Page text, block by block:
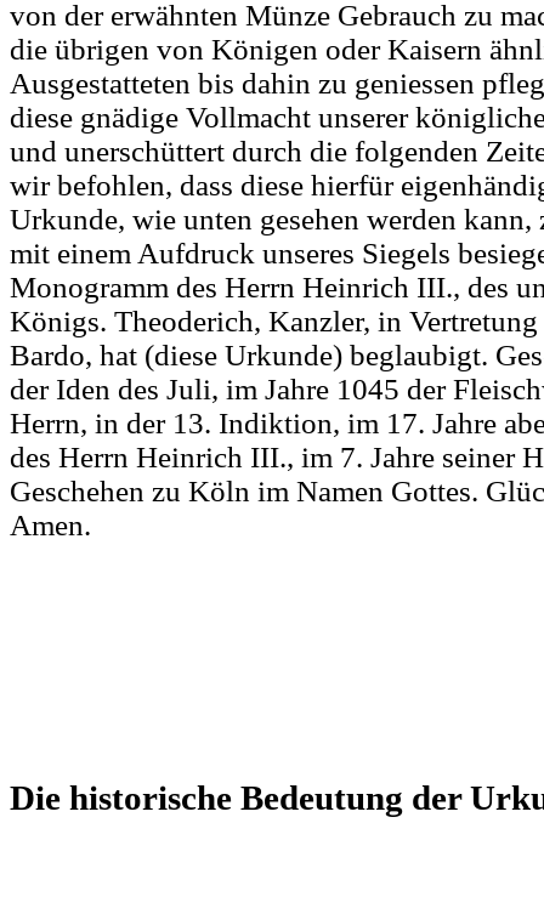
von der erwähnten Münze Gebrauch zu
die übrigen von Königen oder Kaisern
Ausgestatteten bis dahin zu geniessen
diese gnädige Vollmacht unserer
und unerschüttert durch die folgenden
wir befohlen, dass diese hierfür
Urkunde, wie unten gesehen werden
mit einem Aufdruck unseres Siegels
Monogramm des Herrn Heinrich III., des
Königs. Theoderich, Kanzler, in Vertretung
Bardo, hat (diese Urkunde) beglaubigt.
der Iden des Juli, im Jahre 1045 der
Herrn, in der 13. Indiktion, im 17. Jahre
des Herrn Heinrich III., im 7. Jahre seiner
Geschehen zu Köln im Namen Gottes.
Amen.
Die historische Bedeutung der